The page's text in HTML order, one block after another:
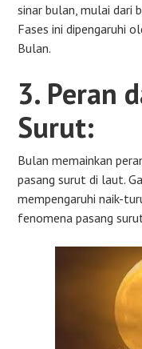
sinar bulan, mulai dari
Fases ini dipengaruhi
Bulan.
3. Peran
Surut:
Bulan memainkan
pasang surut di laut.
mempengaruhi naik-
fenomena pasang